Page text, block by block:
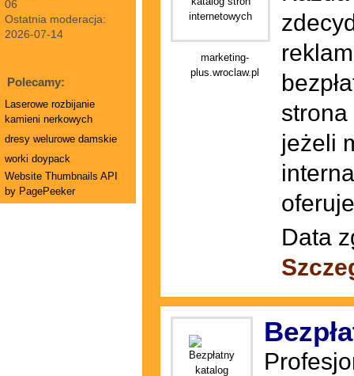
06
Ostatnia moderacja:
2026-07-14
Polecamy:
Laserowe rozbijanie
kamieni nerkowych
dresy welurowe damskie
worki doypack
Website Thumbnails API
by PagePeeker
marketing-
plus.wroclaw.pl
strona
jeżeli
Data